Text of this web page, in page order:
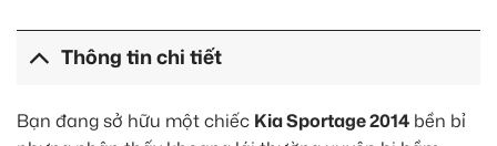
Thông tin chi tiết
Bạn đang sở hữu một chiếc Kia Sportage 2014 bền bỉ